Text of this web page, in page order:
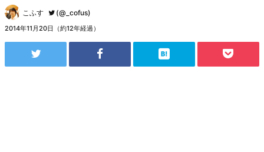
こふす (@_cofus)
2014年11月20日（約12年経過）